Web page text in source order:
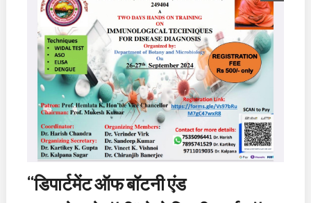
“डिपार्टमेंट ऑफ बॉटनी एंड